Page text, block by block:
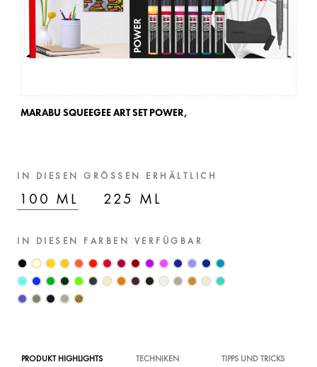
MARABU SQUEEGEE ART SET POWER,
IN DIESEN GRÖSSEN ERHÄLTLICH
100 ML 225 ML
IN DIESEN FARBEN VERFÜGBAR
PRODUKT HIGHLIGHTS TECHNIKEN TIPPS UND TRICKS